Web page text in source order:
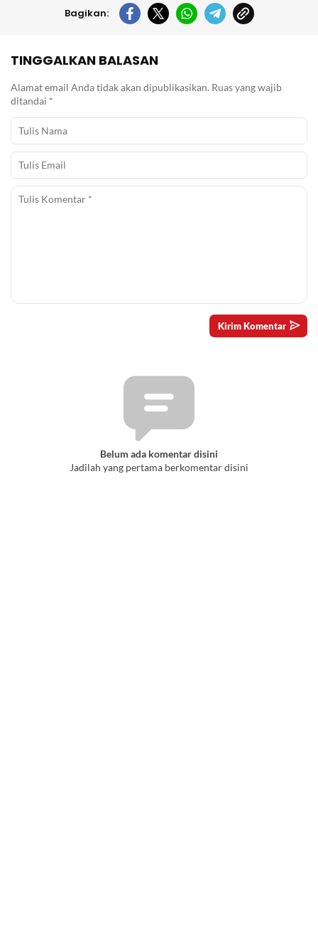
Bagikan:
TINGGALKAN BALASAN
Alamat email Anda tidak akan dipublikasikan. Ruas yang wajib
ditandai *
Belum ada komentar disini
Jadilah yang pertama berkomentar disini